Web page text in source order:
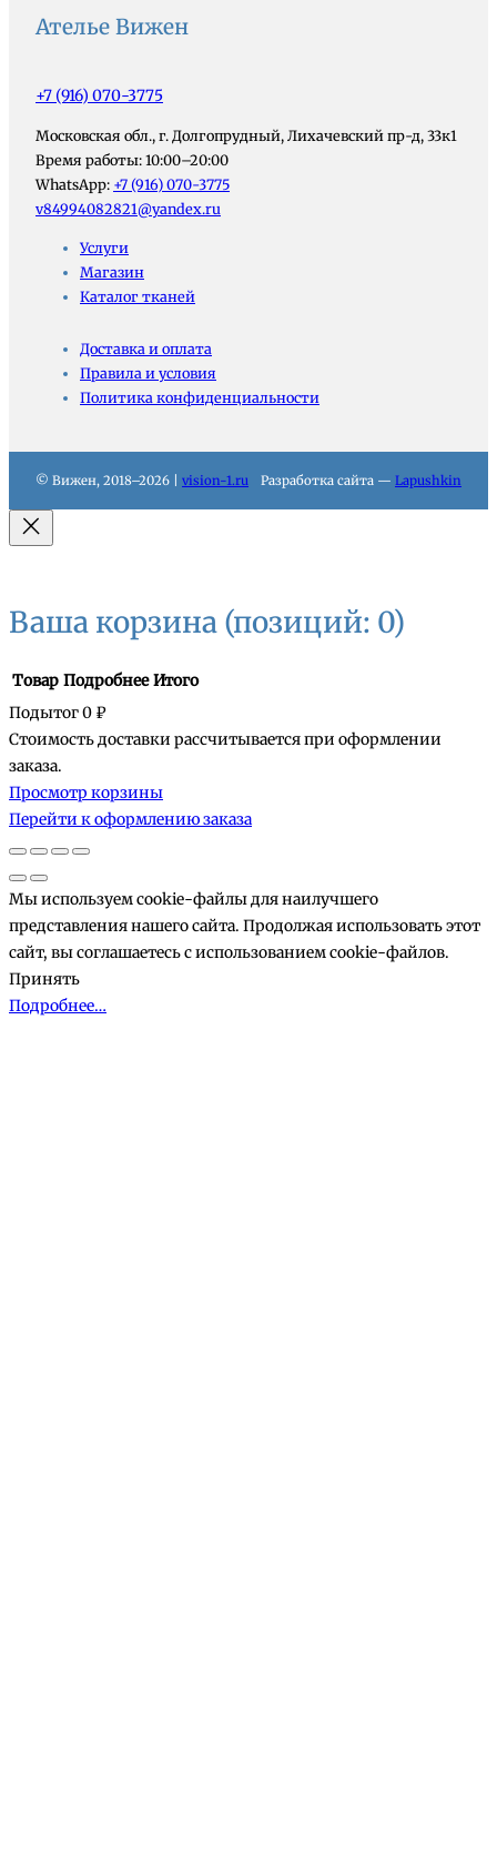
Ателье Вижен
+7 (916) 070-3775
Московская обл., г. Долгопрудный, Лихачевский пр-д, 33к1
Время работы: 10:00–20:00
WhatsApp: +7 (916) 070-3775
v84994082821@yandex.ru
Услуги
Магазин
Каталог тканей
Доставка и оплата
Правила и условия
Политика конфиденциальности
© Вижен, 2018–2026 | vision-1.ru Разработка сайта — Lapushkin
Ваша корзина (позиций: 0)
Товары
в
корзине
Товар Подробнее Итого
Подытог0 ₽
Стоимость доставки рассчитывается при оформлении
заказа.
Просмотр корзины
Перейти к оформлению заказа
Мы используем cookie-файлы для наилучшего
представления нашего сайта. Продолжая использовать этот
сайт, вы соглашаетесь с использованием cookie-файлов.
Принять
Подробнее…